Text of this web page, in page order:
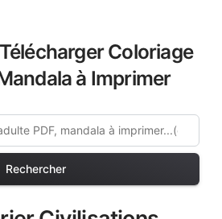
Coloriage
à Imprimer
Rechercher